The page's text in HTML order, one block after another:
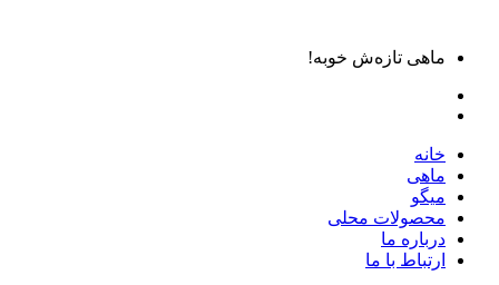
ماهی تازه‌ش خوبه!
خانه
ماهی
میگو
محصولات محلی
درباره ما
ارتباط با ما